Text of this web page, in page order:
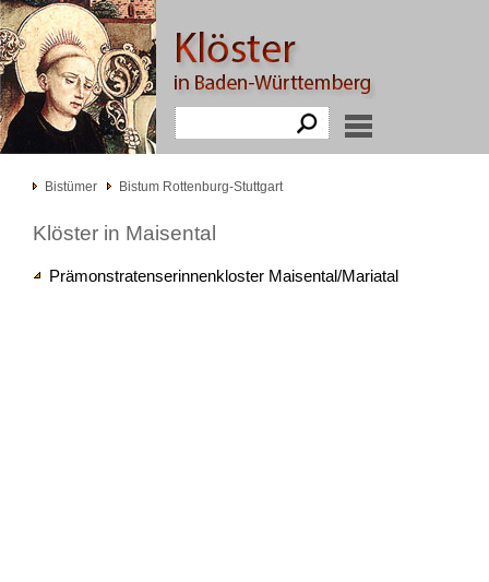
Bistümer Bistum Rottenburg-Stuttgart
Klöster in Maisental
Prämonstratenserinnenkloster Maisental/Mariatal